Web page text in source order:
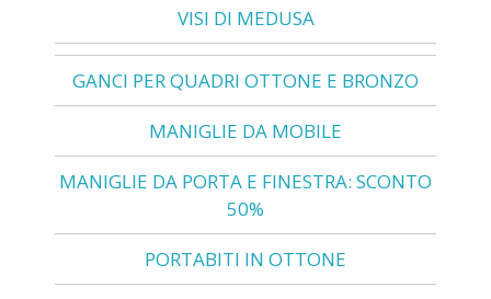
VISI DI MEDUSA
GANCI PER QUADRI OTTONE E BRONZO
MANIGLIE DA MOBILE
MANIGLIE DA PORTA E FINESTRA: SCONTO
50%
PORTABITI IN OTTONE